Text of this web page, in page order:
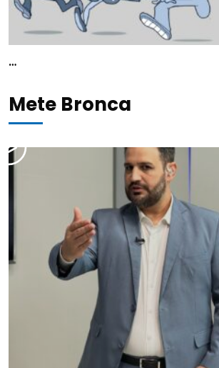
…
Mete Bronca